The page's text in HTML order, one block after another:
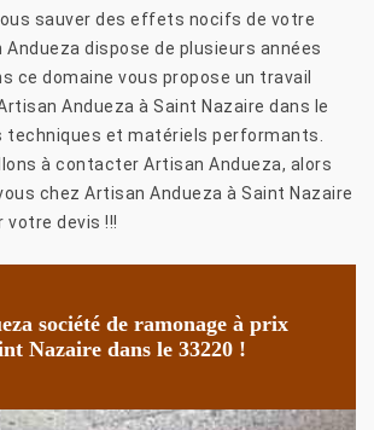
sauver des effets nocifs de votre
dispose de plusieurs années
ce domaine vous propose un travail
Andueza à Saint Nazaire dans le
techniques et matériels performants.
à contacter Artisan Andueza, alors
chez Artisan Andueza à Saint Nazaire
votre devis !!!
société de ramonage à prix
Nazaire dans le 33220 !